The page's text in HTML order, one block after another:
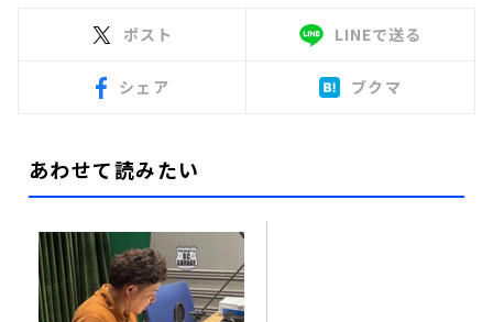
ポスト LINEで送る
シェア ブクマ
あわせて読みたい